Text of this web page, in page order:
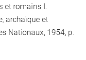
et romains I.
archaïque et
Nationaux, 1954, p.